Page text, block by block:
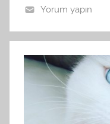
Yorum yapın